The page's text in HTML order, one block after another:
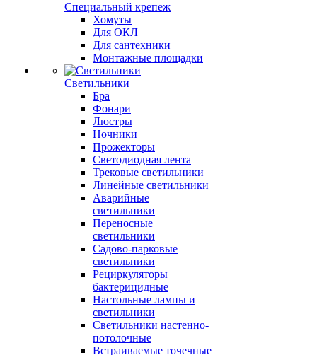
Специальный крепеж
Хомуты
Для ОКЛ
Для сантехники
Монтажные площадки
Светильники
Бра
Фонари
Люстры
Ночники
Прожекторы
Светодиодная лента
Трековые светильники
Линейные светильники
Аварийные
светильники
Переносные
светильники
Садово-парковые
светильники
Рециркуляторы
бактерицидные
Настольные лампы и
светильники
Светильники настенно-
потолочные
Встраиваемые точечные